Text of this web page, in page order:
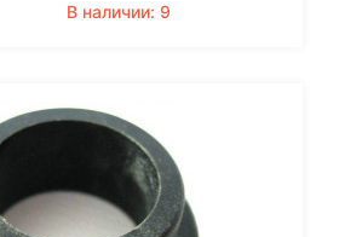
В наличии: 9